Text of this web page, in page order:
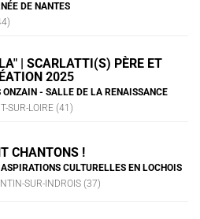
DE NANTES
| SCARLATTI(S) PÈRE ET
2025
ONZAIN - SALLE DE LA RENAISSANCE
SUR-LOIRE (41)
CHANTONS !
CULTURELLES EN LOCHOIS
SUR-INDROIS (37)